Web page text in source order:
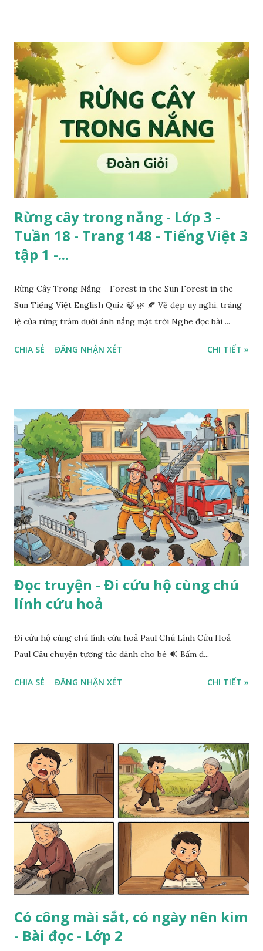
Rừng cây trong nắng - Lớp 3 -
Tuần 18 - Trang 148 - Tiếng Việt 3
tập 1 -...
Rừng Cây Trong Nắng - Forest in the Sun Forest in the
Sun Tiếng Việt English Quiz 🍃 🌿 🍂 Vẻ đẹp uy nghi, tráng
lệ của rừng tràm dưới ánh nắng mặt trời Nghe đọc bài ...
CHIA SẺ ĐĂNG NHẬN XÉT CHI TIẾT »
Đọc truyện - Đi cứu hộ cùng chú
lính cứu hoả
Đi cứu hộ cùng chú lính cứu hoả Paul Chú Lính Cứu Hoả
Paul Câu chuyện tương tác dành cho bé 🔊 Bấm đ...
CHIA SẺ ĐĂNG NHẬN XÉT CHI TIẾT »
Có công mài sắt, có ngày nên kim
- Bài đọc - Lớp 2